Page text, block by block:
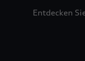
Entdecken